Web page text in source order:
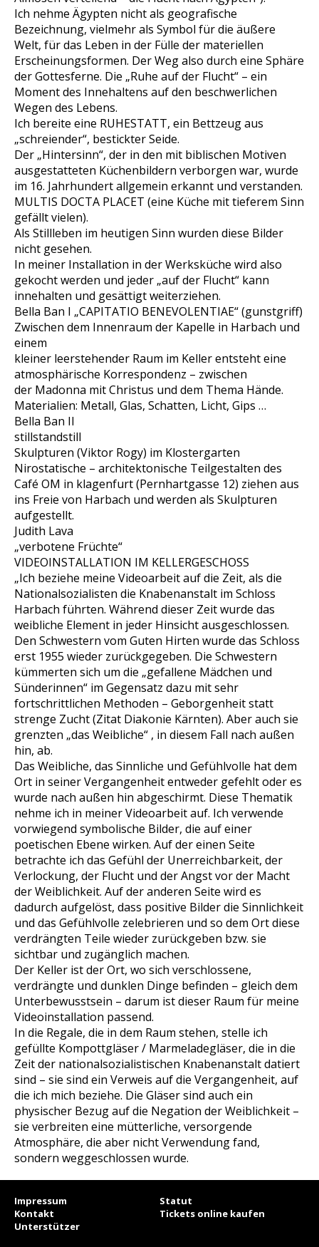
Ich nehme Ägypten nicht als geografische
Bezeichnung, vielmehr als Symbol für die äußere
Welt, für das Leben in der Fülle der materiellen
Erscheinungsformen. Der Weg also durch eine Sphäre
der Gottesferne. Die „Ruhe auf der Flucht“ – ein
Moment des Innehaltens auf den beschwerlichen
Wegen des Lebens.
Ich bereite eine RUHESTATT, ein Bettzeug aus
„schreiender“, bestickter Seide.
Der „Hintersinn“, der in den mit biblischen Motiven
ausgestatteten Küchenbildern verborgen war, wurde
im 16. Jahrhundert allgemein erkannt und verstanden.
MULTIS DOCTA PLACET (eine Küche mit tieferem Sinn
gefällt vielen).
Als Stillleben im heutigen Sinn wurden diese Bilder
nicht gesehen.
In meiner Installation in der Werksküche wird also
gekocht werden und jeder „auf der Flucht“ kann
innehalten und gesättigt weiterziehen.
Bella Ban I „CAPITATIO BENEVOLENTIAE“ (gunstgriff)
Zwischen dem Innenraum der Kapelle in Harbach und
einem
kleiner leerstehender Raum im Keller entsteht eine
atmosphärische Korrespondenz – zwischen
der Madonna mit Christus und dem Thema Hände.
Materialien: Metall, Glas, Schatten, Licht, Gips …
Bella Ban II
stillstandstill
Skulpturen (Viktor Rogy) im Klostergarten
Nirostatische – architektonische Teilgestalten des
Café OM in klagenfurt (Pernhartgasse 12) ziehen aus
ins Freie von Harbach und werden als Skulpturen
aufgestellt.
Judith Lava
„verbotene Früchte“
VIDEOINSTALLATION IM KELLERGESCHOSS
„Ich beziehe meine Videoarbeit auf die Zeit, als die
Nationalsozialisten die Knabenanstalt im Schloss
Harbach führten. Während dieser Zeit wurde das
weibliche Element in jeder Hinsicht ausgeschlossen.
Den Schwestern vom Guten Hirten wurde das Schloss
erst 1955 wieder zurückgegeben. Die Schwestern
kümmerten sich um die „gefallene Mädchen und
Sünderinnen“ im Gegensatz dazu mit sehr
fortschrittlichen Methoden – Geborgenheit statt
strenge Zucht (Zitat Diakonie Kärnten). Aber auch sie
grenzten „das Weibliche“ , in diesem Fall nach außen
hin, ab.
Das Weibliche, das Sinnliche und Gefühlvolle hat dem
Ort in seiner Vergangenheit entweder gefehlt oder es
wurde nach außen hin abgeschirmt. Diese Thematik
nehme ich in meiner Videoarbeit auf. Ich verwende
vorwiegend symbolische Bilder, die auf einer
poetischen Ebene wirken. Auf der einen Seite
betrachte ich das Gefühl der Unerreichbarkeit, der
Verlockung, der Flucht und der Angst vor der Macht
der Weiblichkeit. Auf der anderen Seite wird es
dadurch aufgelöst, dass positive Bilder die Sinnlichkeit
und das Gefühlvolle zelebrieren und so dem Ort diese
verdrängten Teile wieder zurückgeben bzw. sie
sichtbar und zugänglich machen.
Der Keller ist der Ort, wo sich verschlossene,
verdrängte und dunklen Dinge befinden – gleich dem
Unterbewusstsein – darum ist dieser Raum für meine
Videoinstallation passend.
In die Regale, die in dem Raum stehen, stelle ich
gefüllte Kompottgläser / Marmeladegläser, die in die
Zeit der nationalsozialistischen Knabenanstalt datiert
sind – sie sind ein Verweis auf die Vergangenheit, auf
die ich mich beziehe. Die Gläser sind auch ein
physischer Bezug auf die Negation der Weiblichkeit –
sie verbreiten eine mütterliche, versorgende
Atmosphäre, die aber nicht Verwendung fand,
sondern weggeschlossen wurde.
Impressum
Statut
Kontakt
Tickets online kaufen
Unterstützer